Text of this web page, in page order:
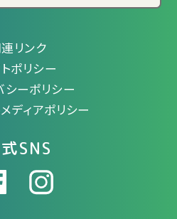
リンク
ポリシー
シーポリシー
ディアポリシー
SNS